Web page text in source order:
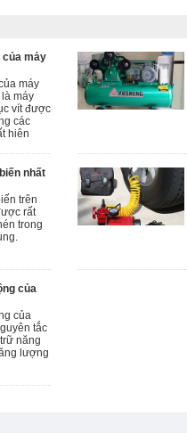
của máy
máy
máy
vít được
các
hiện
nhất
trên
rất
trong
của
của
tắc
năng
lượng